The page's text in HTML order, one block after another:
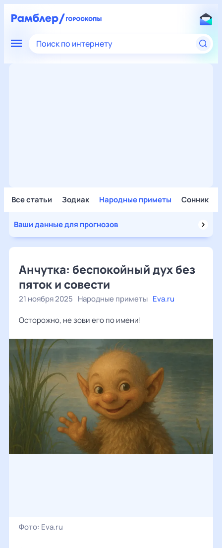
Поиск по интернету
Все статьи Зодиак Народные приметы Сонник
Ваши данные для прогнозов
Анчутка: беспокойный дух без
пяток и совести
21 ноября 2025 Народные приметы Eva.ru
Осторожно, не зови его по имени!
Фото: Eva.ru